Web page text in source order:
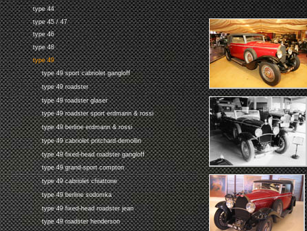
type 44
type 45 / 47
type 46
type 48
type 49
type 49 sport cabriolet gangloff
type 49 roadster
type 49 roadster glaser
type 49 roadster sport erdmann & rossi
type 49 berline erdmann & rossi
type 49 cabriolet pritchard-demollin
type 49 fixed-head roadster gangloff
type 49 grand-sport compton
type 49 cabriolet chiattone
type 49 berline sodomka
type 49 fixed-head roadster jean
type 49 roadster henderson